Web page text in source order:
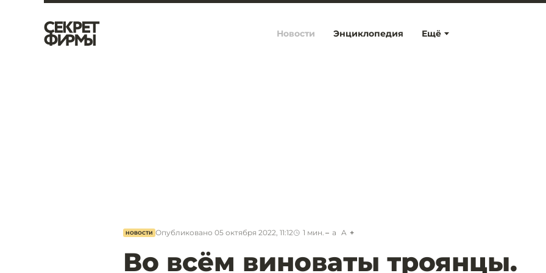
Ещё
Новости Энциклопедия
НОВОСТИ Опубликовано 05 октября 2022, 11:12 1 мин. a A
Во всём виноваты троянцы.